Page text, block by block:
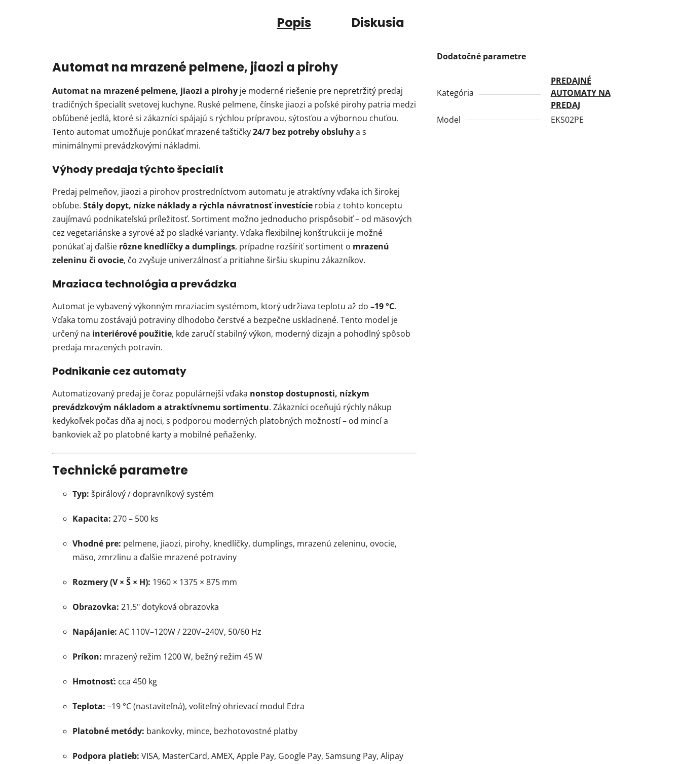
Popis Diskusia
Automat na mrazené pelmene, jiaozi a pirohy
Automat na mrazené pelmene, jiaozi a pirohy je moderné riešenie pre nepretržitý predaj
tradičných špecialít svetovej kuchyne. Ruské pelmene, čínske jiaozi a poľské pirohy patria medzi
obľúbené jedlá, ktoré si zákazníci spájajú s rýchlou prípravou, sýtosťou a výbornou chuťou.
Tento automat umožňuje ponúkať mrazené taštičky24/7 bez potreby obsluhya s
minimálnymi prevádzkovými nákladmi.
Výhody predaja týchto špecialít
Predaj pelmeňov, jiaozi a pirohov prostredníctvom automatu je atraktívny vďaka ich širokej
obľube. Stály dopyt, nízke náklady a rýchla návratnosť investície robia z tohto konceptu
zaujímavú podnikateľskú príležitosť. Sortiment možno jednoducho prispôsobiť – od mäsových
cez vegetariánske a syrové až po sladké varianty. Vďaka flexibilnej konštrukcii je možné
ponúkať aj ďalšie rôzne knedlíčky a dumplings, prípadne rozšíriť sortiment o mrazenú
zeleninu či ovocie, čo zvyšuje univerzálnosť a pritiahne širšiu skupinu zákazníkov.
Mraziaca technológia a prevádzka
Automat je vybavený výkonným mraziacim systémom, ktorý udržiava teplotu až do –19 °C.
Vďaka tomu zostávajú potraviny dlhodobo čerstvé a bezpečne uskladnené. Tento model je
určený na interiérové použitie, kde zaručí stabilný výkon, moderný dizajn a pohodlný spôsob
predaja mrazených potravín.
Podnikanie cez automaty
Automatizovaný predaj je čoraz populárnejší vďaka nonstop dostupnosti, nízkym
prevádzkovým nákladom a atraktívnemu sortimentu. Zákazníci oceňujú rýchly nákup
kedykoľvek počas dňa aj noci, s podporou moderných platobných možností – od mincí a
bankoviek až po platobné karty a mobilné peňaženky.
Technické parametre
Typ: špirálový / dopravníkový systém
Kapacita: 270 – 500 ks
Vhodné pre: pelmene, jiaozi, pirohy, knedlíčky, dumplings, mrazenú zeleninu, ovocie,
mäso, zmrzlinu a ďalšie mrazené potraviny
Rozmery (V × Š × H): 1960 × 1375 × 875 mm
Obrazovka: 21,5" dotyková obrazovka
Napájanie: AC 110V–120W / 220V–240V, 50/60 Hz
Príkon: mrazený režim 1200 W, bežný režim 45 W
Hmotnosť: cca 450 kg
Teplota: –19 °C (nastaviteľná), voliteľný ohrievací modul Edra
Platobné metódy: bankovky, mince, bezhotovostné platby
Podpora platieb: VISA, MasterCard, AMEX, Apple Pay, Google Pay, Samsung Pay, Alipay
Dodatočné parametre
Kategória
PREDAJNÉ
AUTOMATY NA
PREDAJ
Model
EKS02PE